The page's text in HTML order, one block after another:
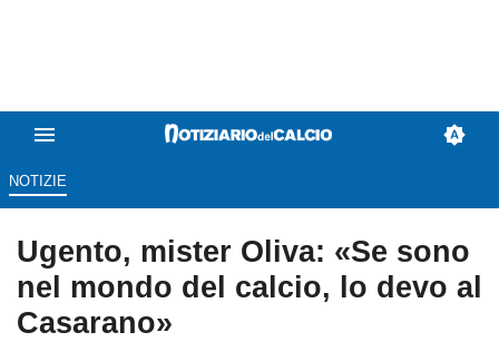
NOTIZIE
Ugento, mister Oliva: «Se sono
nel mondo del calcio, lo devo al
Casarano»